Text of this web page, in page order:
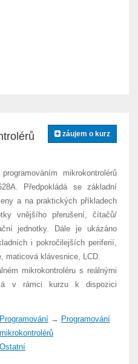
záujem o kurz
mikrokontrolérů
Předpokládá se základní
a na praktických příkladech
vnějšího přerušení, čítačů/
jednotky. Dále je ukázáno
i pokročilejších periferií,
maticová klávesnice, LCD.
mikrokontroléru s reálnými
v rámci kurzu k dispozici
Programování → Programování
mikrokontrolérů
Ostatní